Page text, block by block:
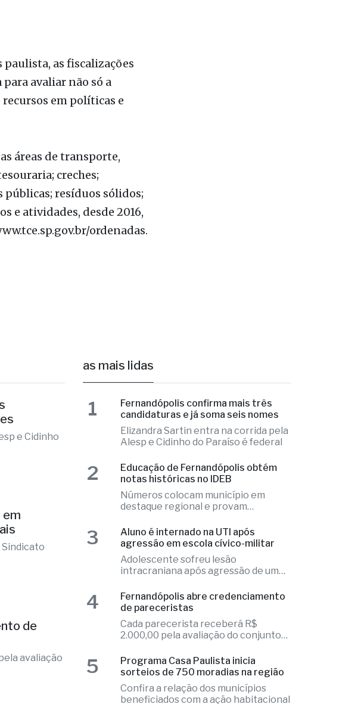
cada caso. Os dados
avaliar não só a
em políticas e
áreas de transporte,
ordenadas.
e Cidinho
as mais lidas
Fernandópolis confirma mais três
candidaturas e já soma seis nomes
Elizandra Sartin entra na corrida pela
1
Educação de Fernandópolis obtém
notas históricas no IDEB
Números colocam município em
excelência
2
Aluno é internado na UTI após
agressão em escola cívico-militar
Adolescente sofreu lesão
colega
3
Fernandópolis abre credenciamento
de pareceristas
4